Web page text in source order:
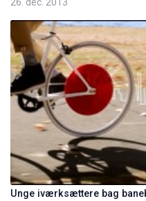
Unge iværksættere bag